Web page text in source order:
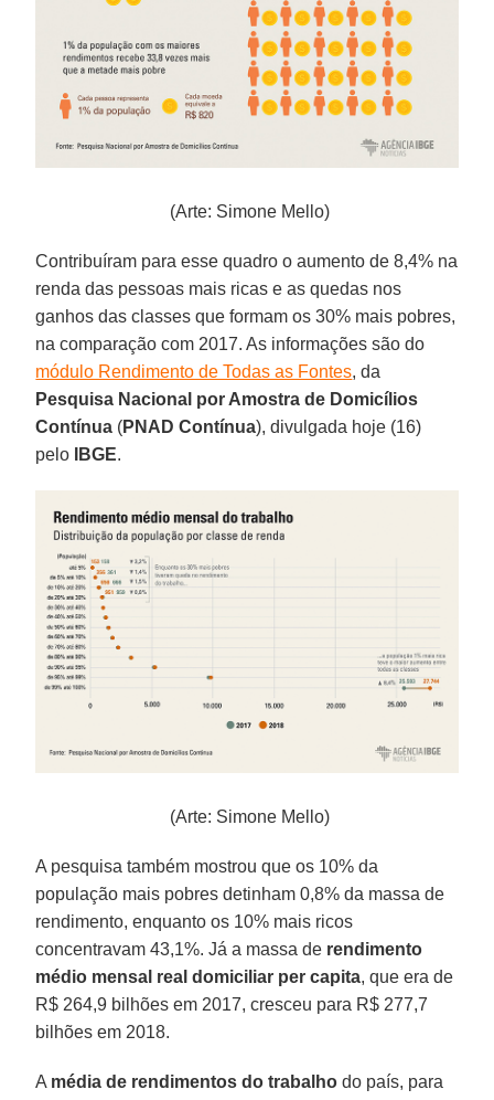
(Arte: Simone Mello)
Contribuíram para esse quadro o aumento de 8,4% na
renda das pessoas mais ricas e as quedas nos
ganhos das classes que formam os 30% mais pobres,
na comparação com 2017. As informações são do
módulo Rendimento de Todas as Fontes, da
Pesquisa Nacional por Amostra de Domicílios
Contínua (PNAD Contínua), divulgada hoje (16)
pelo
IBGE.
(Arte: Simone Mello)
A pesquisa também mostrou que os 10% da
população mais pobres detinham 0,8% da massa de
rendimento, enquanto os 10% mais ricos
concentravam 43,1%. Já a massa de rendimento
médio mensal real domiciliar per capita, que era de
R$ 264,9 bilhões em 2017, cresceu para R$ 277,7
bilhões em 2018.
A média de rendimentos do trabalho do país, para